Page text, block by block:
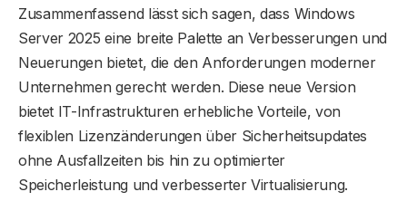
Zusammenfassend lässt sich sagen, dass Windows
Server 2025 eine breite Palette an Verbesserungen und
Neuerungen bietet, die den Anforderungen moderner
Unternehmen gerecht werden. Diese neue Version
bietet IT-Infrastrukturen erhebliche Vorteile, von
flexiblen Lizenzänderungen über Sicherheitsupdates
ohne Ausfallzeiten bis hin zu optimierter
Speicherleistung und verbesserter Virtualisierung.